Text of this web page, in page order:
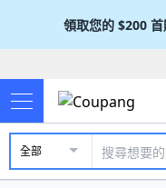
領取您的 $200
全部